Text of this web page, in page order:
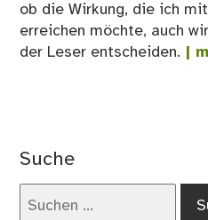
ob die Wirkung, die ich
erreichen möchte, auch
der Leser entscheiden. |
Suche